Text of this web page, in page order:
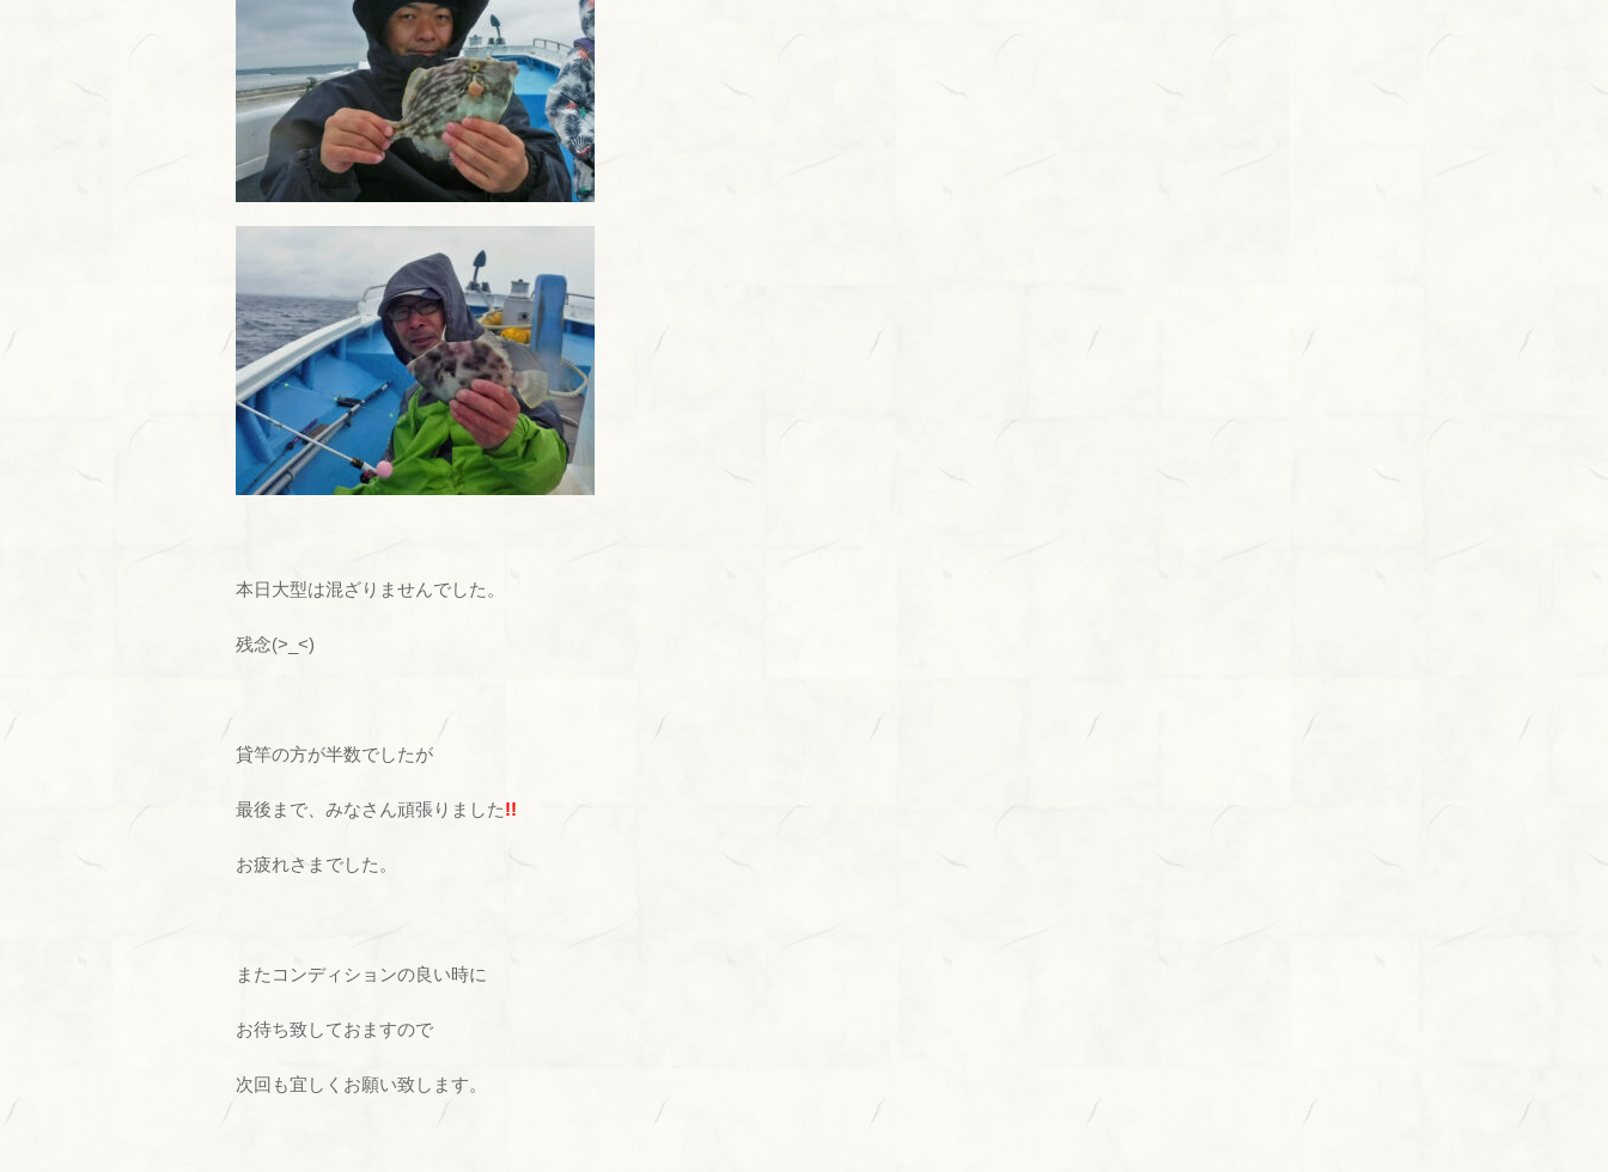
本日大型は混ざりませんでした。
残念(>_<)
貸竿の方が半数でしたが
最後まで、みなさん頑張りました!!
お疲れさまでした。
またコンディションの良い時に
お待ち致しておますので
次回も宜しくお願い致します。